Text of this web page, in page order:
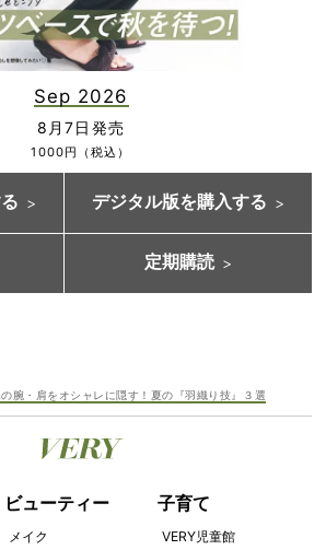
Sep 2026
8月7日発売
1000円（税込）
デジタル版を購入する
定期購読
の腕・肩をオシャレに隠す！夏の『羽織り技』３選
ビューティー
メイク
子育て
VERY児童館